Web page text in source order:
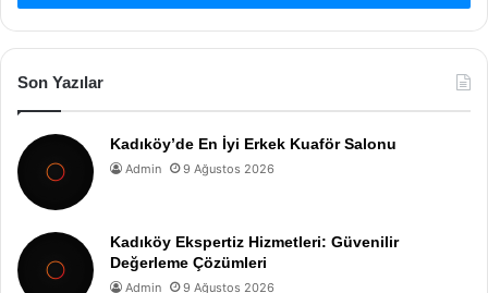
Son Yazılar
Kadıköy’de En İyi Erkek Kuaför Salonu
Admin 9 Ağustos 2026
Kadıköy Ekspertiz Hizmetleri: Güvenilir
Değerleme Çözümleri
Admin 9 Ağustos 2026